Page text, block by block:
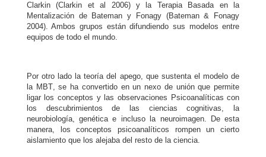
Clarkin (Clarkin et al 2006) y la Terapia Basada en la
Mentalización de Bateman y Fonagy (Bateman & Fonagy
2004). Ambos grupos están difundiendo sus modelos entre
equipos de todo el mundo.
Por otro lado la teoría del apego, que sustenta el modelo de
la MBT, se ha convertido en un nexo de unión que permite
ligar los conceptos y las observaciones Psicoanalíticas con
los descubrimientos de las ciencias cognitivas, la
neurobiología, genética e incluso la neuroimagen. De esta
manera, los conceptos psicoanalíticos rompen un cierto
aislamiento que los alejaba del resto de la ciencia.